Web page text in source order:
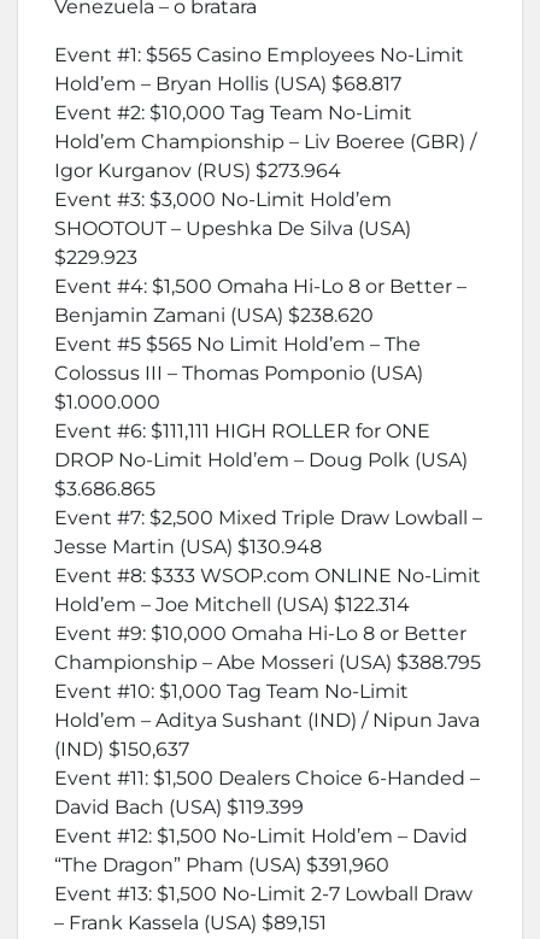
Venezuela – o bratara
Event #1: $565 Casino Employees No-Limit
Hold’em – Bryan Hollis (USA) $68.817
Event #2: $10,000 Tag Team No-Limit
Hold’em Championship – Liv Boeree (GBR) /
Igor Kurganov (RUS) $273.964
Event #3: $3,000 No-Limit Hold’em
SHOOTOUT – Upeshka De Silva (USA)
$229.923
Event #4: $1,500 Omaha Hi-Lo 8 or Better –
Benjamin Zamani (USA) $238.620
Event #5 $565 No Limit Hold’em – The
Colossus III – Thomas Pomponio (USA)
$1.000.000
Event #6: $111,111 HIGH ROLLER for ONE
DROP No-Limit Hold’em – Doug Polk (USA)
$3.686.865
Event #7: $2,500 Mixed Triple Draw Lowball –
Jesse Martin (USA) $130.948
Event #8: $333 WSOP.com ONLINE No-Limit
Hold’em – Joe Mitchell (USA) $122.314
Event #9: $10,000 Omaha Hi-Lo 8 or Better
Championship – Abe Mosseri (USA) $388.795
Event #10: $1,000 Tag Team No-Limit
Hold’em – Aditya Sushant (IND) / Nipun Java
(IND) $150,637
Event #11: $1,500 Dealers Choice 6-Handed –
David Bach (USA) $119.399
Event #12: $1,500 No-Limit Hold’em – David
“The Dragon” Pham (USA) $391,960
Event #13: $1,500 No-Limit 2-7 Lowball Draw
– Frank Kassela (USA) $89,151